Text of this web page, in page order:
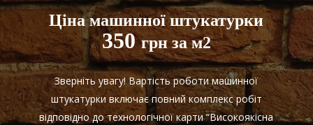
Ціна машинної штукатурки
350грн за м2
Зверніть увагу! Вартість роботи машинної
штукатурки включає повний комплекс робіт
відповідно до технологічної карти “Високоякісна